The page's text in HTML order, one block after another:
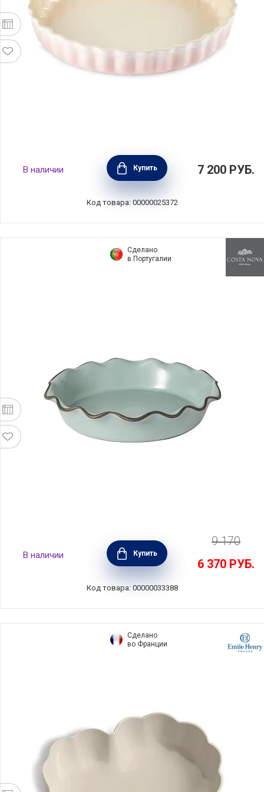
Форма для выпечки рифленая круглая 28
см, материал керамика, цвет светло-
розовый, Le Creuset, Франция,
В наличии Купить 7 200 РУБ.
Код товара: 00000025372
Сделано
в Португалии
Форма для пирога 27х5,5 см, керамика, цвет
Sky, Costa Nova, 1ET271E-SKY(1ET271E-
01816U)
В наличии Купить
9 170
6 370 РУБ.
Код товара: 00000033388
Сделано
во Франции